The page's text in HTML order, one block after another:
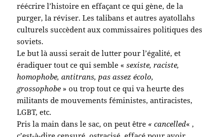
réécrire l’histoire en effaçant ce qui gène, de la
purger, la réviser. Les talibans et autres ayatollahs
culturels succèdent aux commissaires politiques des
soviets.
Le but là aussi serait de lutter pour l’égalité, et
éradiquer tout ce qui semble «sexiste, raciste,
homophobe, antitrans, pas assez écolo,
grossophobe » ou trop tout ce qui va heurte des
militants de mouvements féministes, antiracistes,
LGBT, etc.
Pris la main dans le sac, on peut être « cancelled« ,